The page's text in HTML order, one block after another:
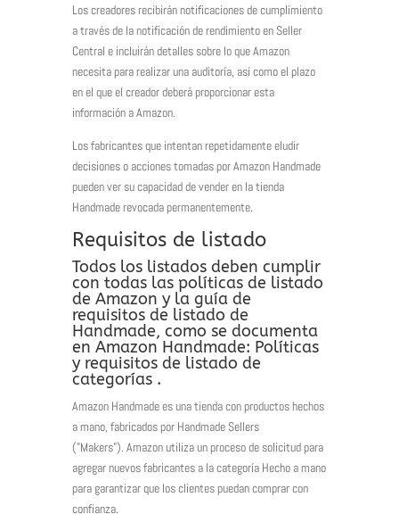
Los creadores recibirán notificaciones de cumplimiento
a través de la notificación de rendimiento en Seller
Central e incluirán detalles sobre lo que Amazon
necesita para realizar una auditoría, así como el plazo
en el que el creador deberá proporcionar esta
información a Amazon.
Los fabricantes que intentan repetidamente eludir
decisiones o acciones tomadas por Amazon Handmade
pueden ver su capacidad de vender en la tienda
Handmade revocada permanentemente.
Requisitos de listado
Todos los listados deben cumplir
con todas las políticas de listado
de Amazon y la guía de
requisitos de listado de
Handmade, como se documenta
en Amazon Handmade: Políticas
y requisitos de listado de
categorías.
Amazon Handmade es una tienda con productos hechos
a mano, fabricados por Handmade Sellers
("Makers"). Amazon utiliza un proceso de solicitud para
agregar nuevos fabricantes a la categoría Hecho a mano
para garantizar que los clientes puedan comprar con
confianza.